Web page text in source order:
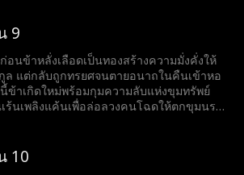
ทรมานที่ข้าเคยได้รับ พวกมันต้องชดใช้คืนให้
9
อนข้าหลั่งเลือดเป็นทองสร้างความมั่งคั่งให้
ล แต่กลับถูกทรยศจนตายอนาถในคืนเข้าหอ
ข้าเกิดใหม่พร้อมกุมความลับแห่งขุมทรัพย์
ร้นเพลิงแค้นเพื่อล่อลวงคนโฉดให้ตกขุมนรก
ทรมานที่ข้าเคยได้รับ พวกมันต้องชดใช้คืนให้
10